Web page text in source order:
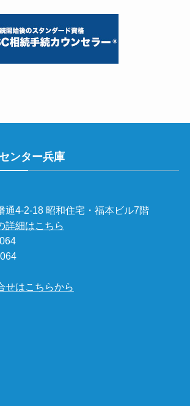
ンター兵庫
通4-2-18 昭和住宅・福本ビル7階
詳細はこちら
せはこちらから